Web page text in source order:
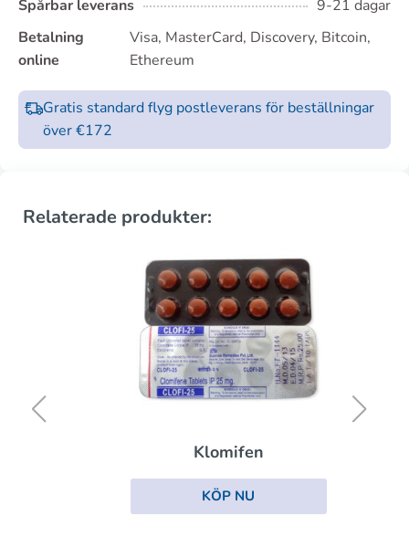
Spårbar leverans
9-21 dagar
Betalning
online
Visa, MasterCard, Discovery, Bitcoin,
Ethereum
Gratis standard flyg postleverans för beställningar
över €172
Relaterade produkter:
Klomifen
KÖP NU